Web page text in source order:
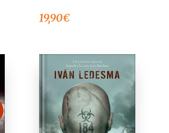
19,90€